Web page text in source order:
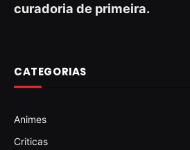
curadoria de primeira.
CATEGORIAS
Animes
Criticas